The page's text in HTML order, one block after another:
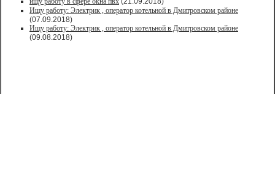
Ищу работу: Электрик , оператор котельной в Дмитровском районе
(07.09.2018)
Ищу работу: Электрик , оператор котельной в Дмитровском районе
(09.08.2018)